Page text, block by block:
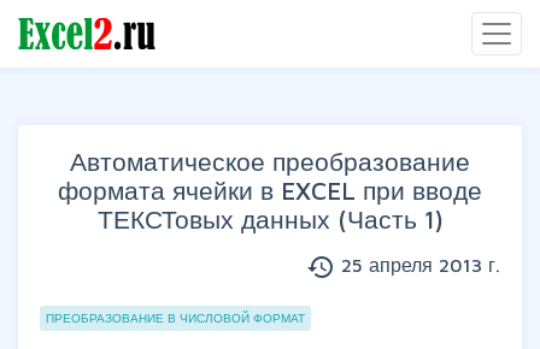
Автоматическое преобразование
формата ячейки в EXCEL при вводе
ТЕКСТовых данных (Часть 1)
history 25 апреля 2013 г.
Группы статей
ПРЕОБРАЗОВАНИЕ В ЧИСЛОВОЙ ФОРМАТ